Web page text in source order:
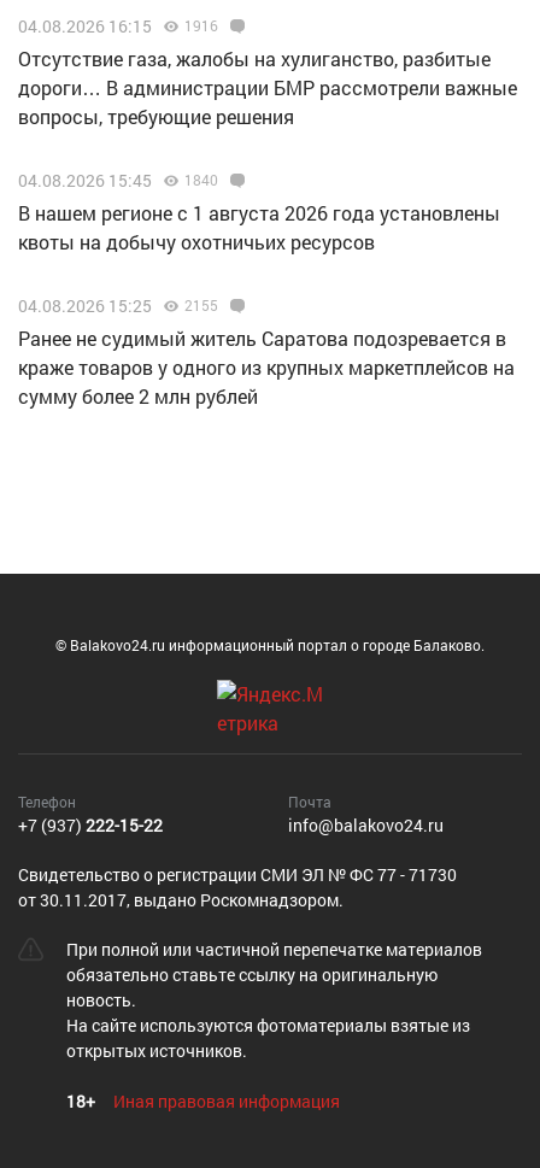
04.08.2026 16:15 1916
Отсутствие газа, жалобы на хулиганство, разбитые
дороги… В администрации БМР рассмотрели важные
вопросы, требующие решения
04.08.2026 15:45 1840
В нашем регионе с 1 августа 2026 года установлены
квоты на добычу охотничьих ресурсов
04.08.2026 15:25 2155
Ранее не судимый житель Саратова подозревается в
краже товаров у одного из крупных маркетплейсов на
сумму более 2 млн рублей
© Balakovo24.ru информационный портал о городе Балаково.
Телефон
+7 (937) 222-15-22
Почта
info@balakovo24.ru
Cвидетельство о регистрации СМИ ЭЛ № ФС 77 - 71730
от 30.11.2017, выдано Роскомнадзором.
При полной или частичной перепечатке материалов
обязательно ставьте ссылку на оригинальную
новость.
На сайте используются фотоматериалы взятые из
открытых источников.
18+ Иная правовая информация